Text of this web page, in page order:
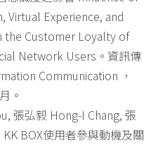
Virtual Experience, and
the Customer Loyalty of
Network Users。資訊傳
Communication ，
。
張弘毅 Hong-I Chang, 張
BOX使用者參與動機及關